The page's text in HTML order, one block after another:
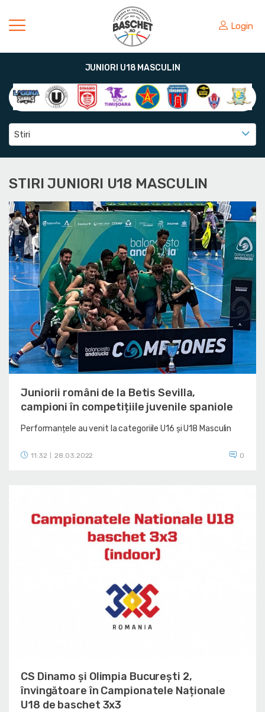
Login
JUNIORI U18 MASCULIN
Stiri
STIRI JUNIORI U18 MASCULIN
Juniorii români de la Betis Sevilla,
campioni în competițiile juvenile spaniole
Performanțele au venit la categoriile U16 și U18 Masculin
11:32 28.03.2022 0
CS Dinamo și Olimpia București 2,
învingătoare în Campionatele Naționale
U18 de baschet 3x3